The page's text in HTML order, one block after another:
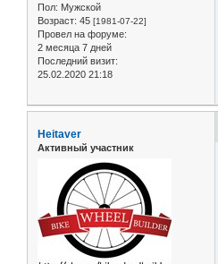
Пол: Мужской
Возраст: 45 [1981-07-22]
Провел на форуме:
2 месяца 7 дней
Последний визит:
25.02.2020 21:18
Heitaver
Активный участник